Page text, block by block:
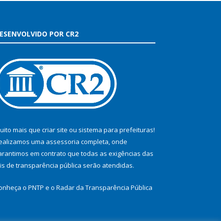
POR CR2
mais que criar site ou sistema para prefeituras!
uma assessoria completa, onde
em contrato que todas as exigências das
de transparência pública serão atendidas.
o PNTP e o Radar da Transparência Pública